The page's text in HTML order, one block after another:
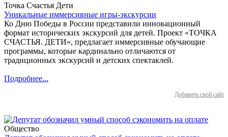
Точка Счастья Дети
Уникальные иммерсивные игры-экскурсии
Ко Дню Победы в России представили инновационный
формат исторических экскурсий для детей. Проект «ТОЧКА
СЧАСТЬЯ. ДЕТИ», предлагает иммерсивные обучающие
программы, которые кардинально отличаются от
традиционных экскурсий и детских спектаклей.
Подробнее...
Добавить свой сайт
Общество